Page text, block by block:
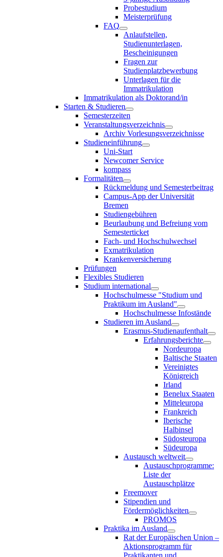
Probestudium
Meisterprüfung
FAQ
Anlaufstellen,
Studienunterlagen,
Bescheinigungen
Fragen zur
Studienplatzbewerbung
Unterlagen für die
Immatrikulation
Immatrikulation als Doktorand/in
Starten & Studieren
Semesterzeiten
Veranstaltungsverzeichnis
Archiv Vorlesungsverzeichnisse
Studieneinführung
Uni-Start
Newcomer Service
kompass
Formalitäten
Rückmeldung und Semesterbeitrag
Campus-App der Universität
Bremen
Studiengebühren
Beurlaubung und Befreiung vom
Semesterticket
Fach- und Hochschulwechsel
Exmatrikulation
Krankenversicherung
Prüfungen
Flexibles Studieren
Studium international
Hochschulmesse "Studium und
Praktikum im Ausland"
Hochschulmesse Infostände
Studieren im Ausland
Erasmus-Studienaufenthalt
Erfahrungsberichte
Nordeuropa
Baltische Staaten
Vereinigtes
Königreich
Irland
Benelux Staaten
Mitteleuropa
Frankreich
Iberische
Halbinsel
Südosteuropa
Südeuropa
Austausch weltweit
Austauschprogramme:
Liste der
Austauschplätze
Freemover
Stipendien und
Fördermöglichkeiten
PROMOS
Praktika im Ausland
Rat der Europäischen Union –
Aktionsprogramm für
Praktikanten und